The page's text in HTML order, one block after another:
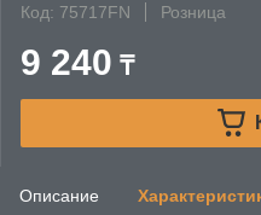
Код: 75717FN
Розница
9 240 ₸
Описание